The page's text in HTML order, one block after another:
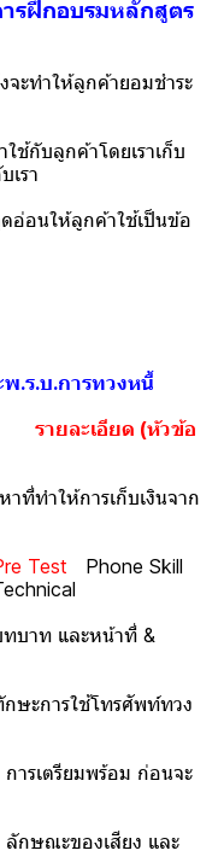
รฝึกอบรมหลักสูตร
จะทำให้ลูกค้ายอมชำระ
ช้กับลูกค้าโดยเราเก็บ
เรา
อ่อนให้ลูกค้าใช้เป็นข้อ
.ร.บ.การทวงหนี้
รายละเอียด (หัวข้อ
ารเก็บเงินจาก
Test Phone Skill
น้าที่ &
ศัพท์ทวง
ม ก่อนจะ
ยง และ